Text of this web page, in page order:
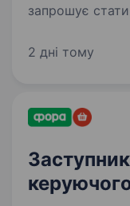
запрошує
Ми пропонуємо: Роботу в стабільній компанії;
2 дні тому